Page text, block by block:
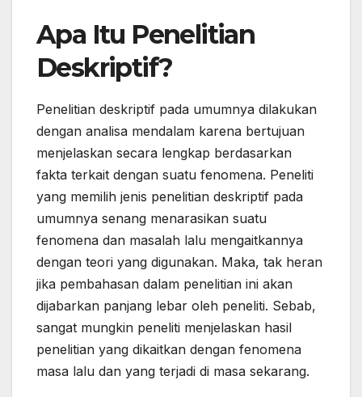
Apa Itu Penelitian
Deskriptif?
Penelitian deskriptif pada umumnya dilakukan
dengan analisa mendalam karena bertujuan
menjelaskan secara lengkap berdasarkan
fakta terkait dengan suatu fenomena. Peneliti
yang memilih jenis penelitian deskriptif pada
umumnya senang menarasikan suatu
fenomena dan masalah lalu mengaitkannya
dengan teori yang digunakan. Maka, tak heran
jika pembahasan dalam penelitian ini akan
dijabarkan panjang lebar oleh peneliti. Sebab,
sangat mungkin peneliti menjelaskan hasil
penelitian yang dikaitkan dengan fenomena
masa lalu dan yang terjadi di masa sekarang.